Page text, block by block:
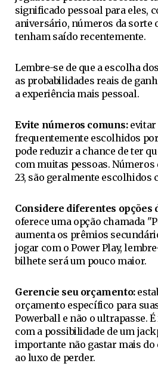
significado pessoal para eles,
aniversário, números da sorte
tenham saído recentemente.
Lembre-se de que a escolha
as probabilidades reais de
a experiência mais pessoal.
Evite números comuns:evitar
frequentemente escolhidos
pode reduzir a chance de ter
com muitas pessoas. Números
23, são geralmente escolhidos
Considere diferentes opções
oferece uma opção chamada
aumenta os prêmios
jogar com o Power Play,
bilhete será um pouco maior.
Gerencie seu orçamento:
orçamento específico para
Powerball e não o ultrapasse.
com a possibilidade de um
importante não gastar mais do
ao luxo de perder.